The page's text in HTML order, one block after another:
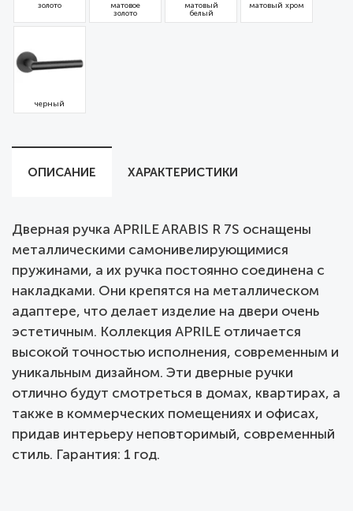
золото
матовое
золото
матовый
белый
матовый хром
черный
ОПИСАНИЕ ХАРАКТЕРИСТИКИ
Дверная ручка APRILE ARABIS R 7S оснащены
металлическими самонивелирующимися
пружинами, а их ручка постоянно соединена с
накладками. Они крепятся на металлическом
адаптере, что делает изделие на двери очень
эстетичным. Коллекция APRILE отличается
высокой точностью исполнения, современным и
уникальным дизайном. Эти дверные ручки
отлично будут смотреться в домах, квартирах, а
также в коммерческих помещениях и офисах,
придав интерьеру неповторимый, современный
стиль. Гарантия: 1 год.